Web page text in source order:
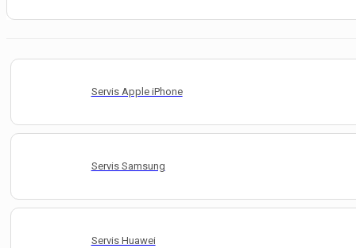
Servis Apple iPhone
Servis Samsung
Servis Huawei